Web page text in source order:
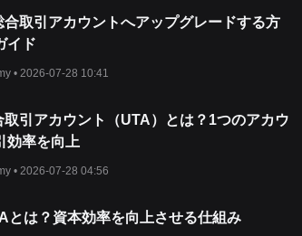
取引アカウントへアップグレードする方
イド
• 2026-07-28 10:41
引アカウント（UTA）とは？1つのアカウ
効率を向上
• 2026-07-28 04:56
とは？資本効率を向上させる仕組み